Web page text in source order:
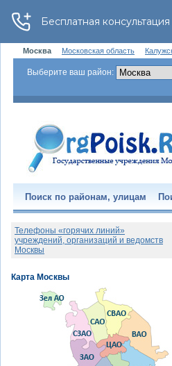
Москва Московская область
Выберите ваш район:
Поиск по районам, улицам
Телефоны «горячих линий»
учреждений, организаций и ведомств
Москвы